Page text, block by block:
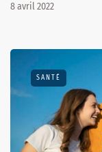
8 avril 2022
SANTÉ